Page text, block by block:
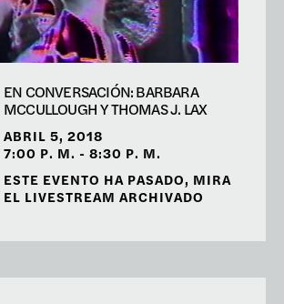
EN CONVERSACIÓN: BARBARA
MCCULLOUGH Y THOMAS J. LAX
ABRIL 5, 2018
7:00 P. M. - 8:30 P. M.
ESTE EVENTO HA PASADO, MIRA
EL LIVESTREAM ARCHIVADO